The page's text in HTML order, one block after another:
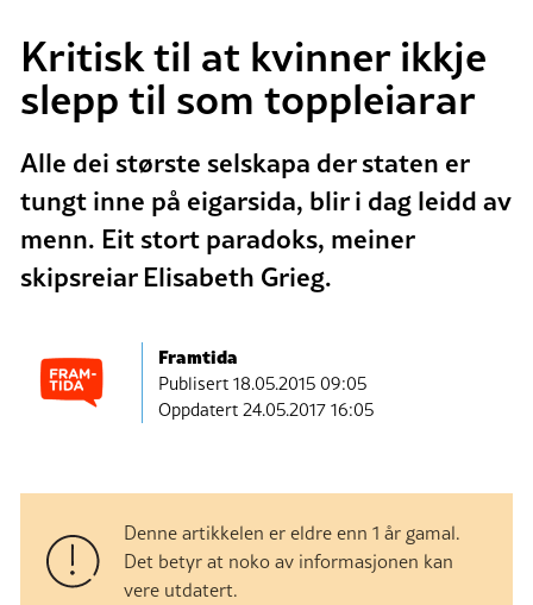
Kritisk til at kvinner ikkje
slepp til som toppleiarar
Alle dei største selskapa der staten er
tungt inne på eigarsida, blir i dag leidd av
menn. Eit stort paradoks, meiner
skipsreiar Elisabeth Grieg.
Framtida
Publisert18.05.2015 09:05
Oppdatert 24.05.2017 16:05
Denne artikkelen er eldre enn 1 år gamal.
Det betyr at noko av informasjonen kan
vere utdatert.